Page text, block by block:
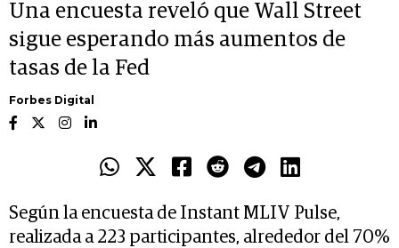
Una encuesta reveló que Wall Street
sigue esperando más aumentos de
tasas de la Fed
Forbes Digital
Según la encuesta de Instant MLIV Pulse,
realizada a 223 participantes, alrededor del 70%